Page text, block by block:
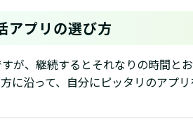
アプリの選び方
が、継続するとそれなりの時間と
に沿って、自分にピッタリのアプ